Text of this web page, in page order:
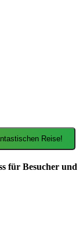
das Böse besiegen und nach Hause finden? Werde Teil ihrer fantastischen Reise!
für Besucher und